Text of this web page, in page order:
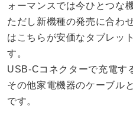
ォーマンスでは今ひとつな機
ただし新機種の発売に合わ
はこちらが安価なタブレッ
す。
USB‐Cコネクターで充電
その他家電機器のケーブル
です。